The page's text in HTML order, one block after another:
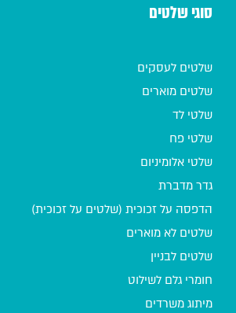
סוגי שלטים
שלטים לעסקים
שלטים מוארים
שלטי לד
שלטי פח
שלטי אלומיניום
גדר מדברת
הדפסה על זכוכית (שלטים על זכוכית)
שלטים לא מוארים
שלטים לבניין
חומרי גלם לשילוט
מיתוג משרדים